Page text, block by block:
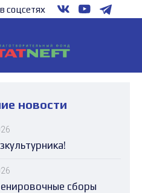
соцсетях
новости
сборы